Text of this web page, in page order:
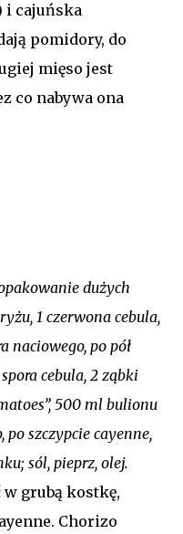
i cajuńska
pomidory, do
mięso jest
co nabywa ona
dużych
1 czerwona cebula,
naciowego, po pół
cebula, 2 ząbki
500 ml bulionu
po szczypcie cayenne,
sól, pieprz, olej.
grubą kostkę,
Chorizo